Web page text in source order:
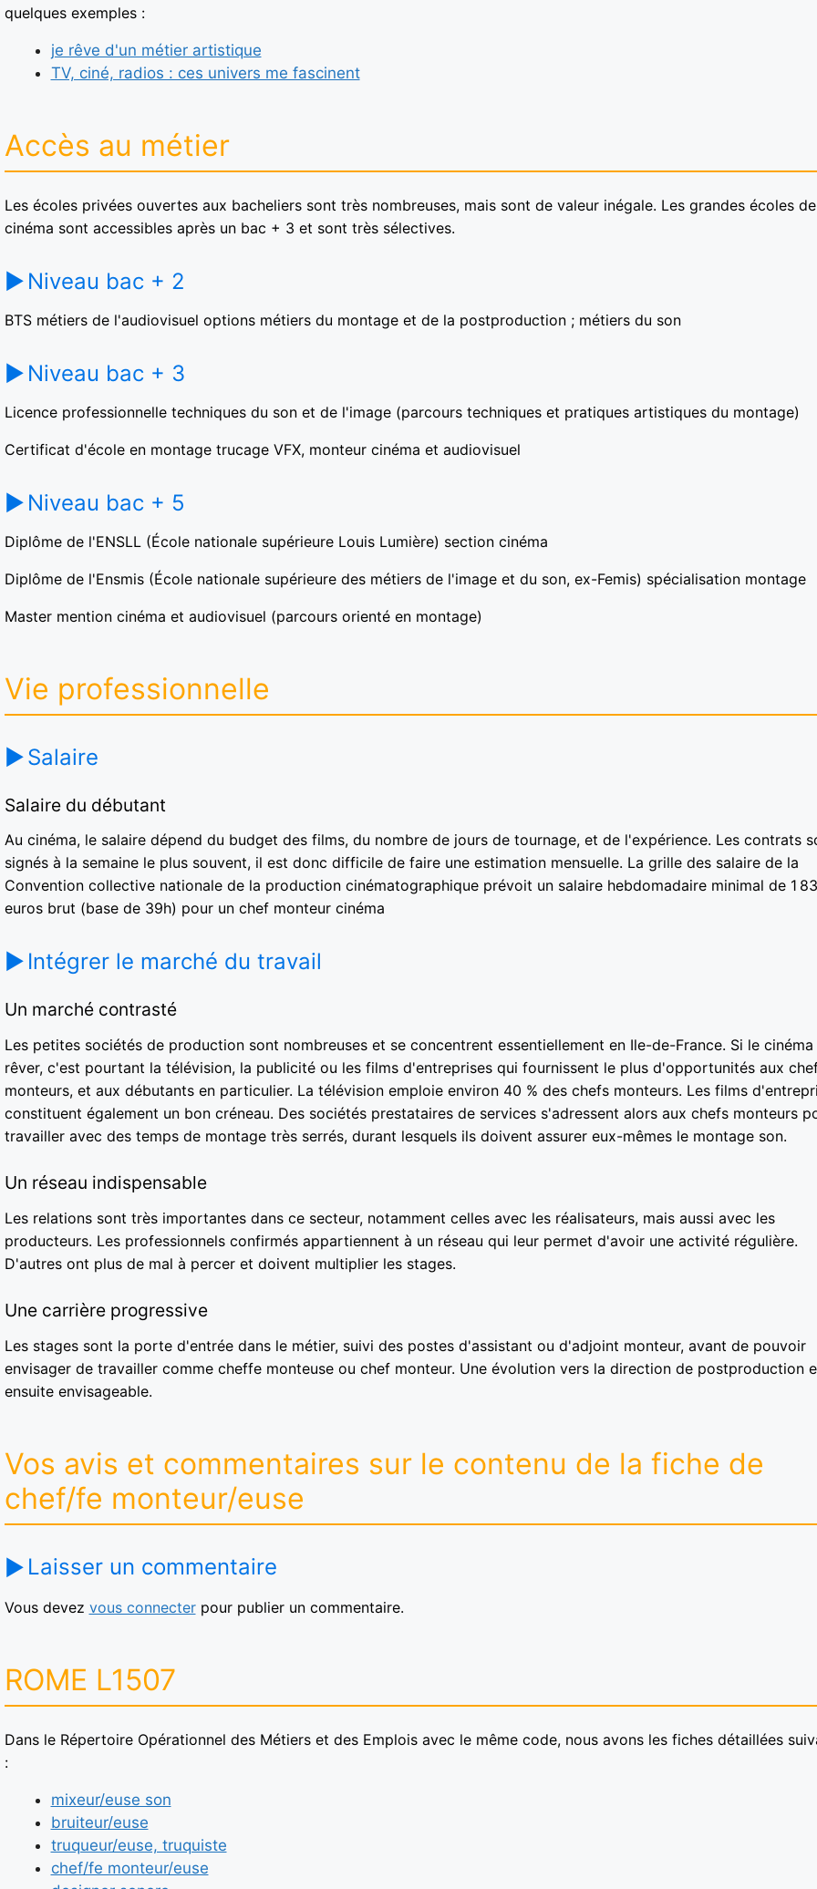
quelques exemples :
je rêve d'un métier artistique
TV, ciné, radios : ces univers me fascinent
Accès au métier
Les écoles privées ouvertes aux bacheliers sont très nombreuses, mais sont de valeur inégale. Les grandes écoles de
cinéma sont accessibles après un bac + 3 et sont très sélectives.
Niveau bac + 2
BTS métiers de l'audiovisuel options métiers du montage et de la postproduction ; métiers du son
Niveau bac + 3
Licence professionnelle techniques du son et de l'image (parcours techniques et pratiques artistiques du montage)
Certificat d'école en montage trucage VFX, monteur cinéma et audiovisuel
Niveau bac + 5
Diplôme de l'ENSLL (École nationale supérieure Louis Lumière) section cinéma
Diplôme de l'Ensmis (École nationale supérieure des métiers de l'image et du son, ex-Femis) spécialisation montage
Master mention cinéma et audiovisuel (parcours orienté en montage)
Vie professionnelle
Salaire
Salaire du débutant
Au cinéma, le salaire dépend du budget des films, du nombre de jours de tournage, et de l'expérience. Les contrats
signés à la semaine le plus souvent, il est donc difficile de faire une estimation mensuelle. La grille des salaire de la
Convention collective nationale de la production cinématographique prévoit un salaire hebdomadaire minimal de 1
euros brut (base de 39h) pour un chef monteur cinéma
Intégrer le marché du travail
Un marché contrasté
Les petites sociétés de production sont nombreuses et se concentrent essentiellement en Ile-de-France. Si le
rêver, c'est pourtant la télévision, la publicité ou les films d'entreprises qui fournissent le plus d'opportunités aux
monteurs, et aux débutants en particulier. La télévision emploie environ 40 % des chefs monteurs. Les films
constituent également un bon créneau. Des sociétés prestataires de services s'adressent alors aux chefs monteurs
travailler avec des temps de montage très serrés, durant lesquels ils doivent assurer eux-mêmes le montage son.
Un réseau indispensable
Les relations sont très importantes dans ce secteur, notamment celles avec les réalisateurs, mais aussi avec les
producteurs. Les professionnels confirmés appartiennent à un réseau qui leur permet d'avoir une activité régulière.
D'autres ont plus de mal à percer et doivent multiplier les stages.
Une carrière progressive
Les stages sont la porte d'entrée dans le métier, suivi des postes d'assistant ou d'adjoint monteur, avant de pouvoir
envisager de travailler comme cheffe monteuse ou chef monteur. Une évolution vers la direction de postproduction
ensuite envisageable.
Vos avis et commentaires sur le contenu de la fiche de
chef/fe monteur/euse
Laisser un commentaire
Vous devez vous connecterpour publier un commentaire.
ROME L1507
Dans le Répertoire Opérationnel des Métiers et des Emplois avec le même code, nous avons les fiches détaillées
:
mixeur/euse son
bruiteur/euse
truqueur/euse, truquiste
chef/fe monteur/euse